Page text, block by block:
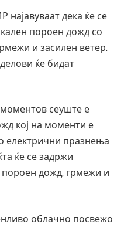
најавуваат дека ќе се
пороен дожд со
и засилен ветер.
ќе бидат
сеуште е
кој на моменти е
електрични празнења
ќе се задржи
дожд, грмежи и
облачно посвежо